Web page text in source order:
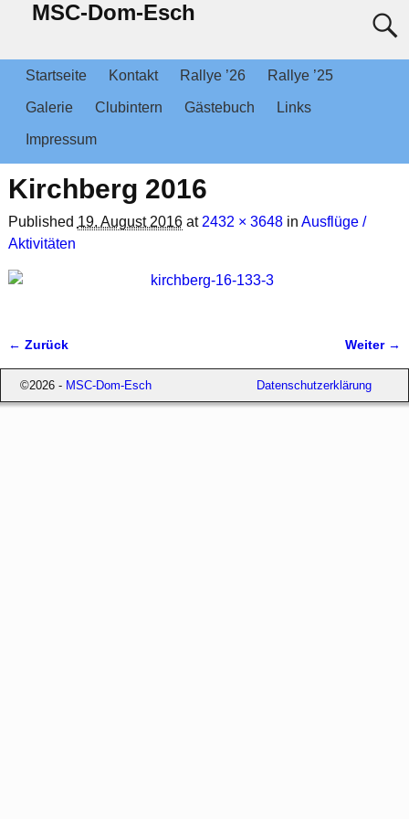
MSC-Dom-Esch
Startseite Kontakt Rallye ’26 Rallye ’25
Galerie Clubintern Gästebuch Links
Impressum
Kirchberg 2016
Published 19. August 2016at 2432 × 3648in Ausflüge /
Aktivitäten
Bilder-Navigation
← Zurück Weiter →
©2026 - MSC-Dom-Esch Datenschutzerklärung